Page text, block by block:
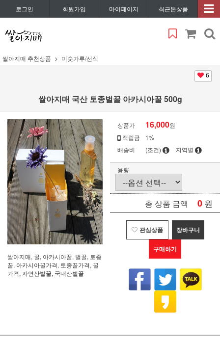
로그인 회원가입 마이페이지 최근본상품
쌀아지매 추천상품 미숫가루/선식
6
쌀아지매 국산 토종벌꿀 아카시아꿀 500g
쌀아지매, 꿀, 아카시아꿀, 벌꿀, 토종
꿀, 아카시아꿀가격, 토종꿀가격, 꿀
가격, 자연산벌꿀, 국내산벌꿀
상품가 16,000원
적립금
1%
배송비
(조건) 지역별
용량
총 상품 금액 0 원
관심상품 장바구니
구매하기